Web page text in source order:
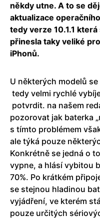
někdy utne. A to se
aktualizace
tedy verze 10.1.1
přinesla taky veliké
iPhonů.
U některých modelů
tedy velmi rychlé
potvrdit. na našem
pozorovat jak baterka
s tímto problémem
ale týká pouze
Konkrétně se jedná o
vypne, a hlásí vybitou
70%. Po krátkém
se stejnou hladinou
vyjádření, ve kterém
pouze určitých